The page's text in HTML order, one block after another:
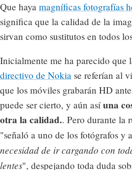
Que haya magníficas fotografías
significa que la calidad de la
sirvan como sustitutos en todos
Inicialmente me ha parecido que
directivo de Nokia se referían al
que los móviles grabarán HD
puede ser cierto, y aún asíuna
otra la calidad.. Pero durante la
"señaló a uno de los fotógrafos y
necesidad de ir cargando con
lentes", despejando toda duda